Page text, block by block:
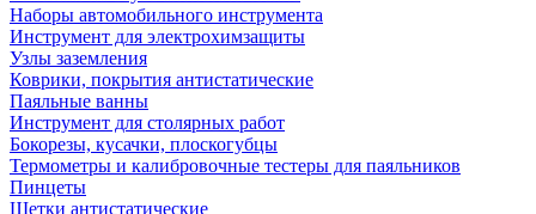
Наборы автомобильного инструмента
Инструмент для электрохимзащиты
Узлы заземления
Коврики, покрытия антистатические
Паяльные ванны
Инструмент для столярных работ
Бокорезы, кусачки, плоскогубцы
Термометры и калибровочные тестеры для паяльников
Пинцеты
Щетки антистатические